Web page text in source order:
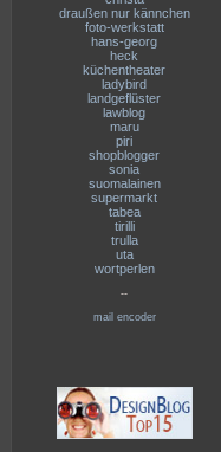
draußen nur kännchen
foto-werkstatt
hans-georg
heck
küchentheater
ladybird
landgeflüster
lawblog
maru
piri
shopblogger
sonia
suomalainen
supermarkt
tabea
tirilli
trulla
uta
wortperlen
--
mail encoder